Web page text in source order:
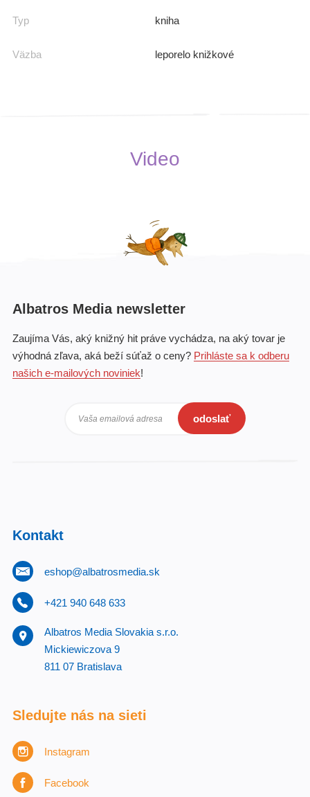
Typ kniha
Väzba leporelo knižkové
Video
Albatros Media newsletter
Zaujíma Vás, aký knižný hit práve vychádza, na aký tovar je
výhodná zľava, aká beží súťaž o ceny? Prihláste sa k odberu
našich e-mailových noviniek!
Vaša emailová adresa odoslať
Kontakt
eshop@albatrosmedia.sk
+421 940 648 633
Albatros Media Slovakia s.r.o.
Mickiewiczova 9
811 07 Bratislava
Sledujte nás na sieti
Instagram
Facebook